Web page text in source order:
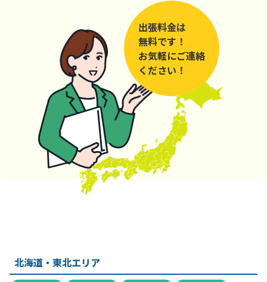
出張料金は
無料です！
お気軽にご連絡
ください！
北海道・東北エリア